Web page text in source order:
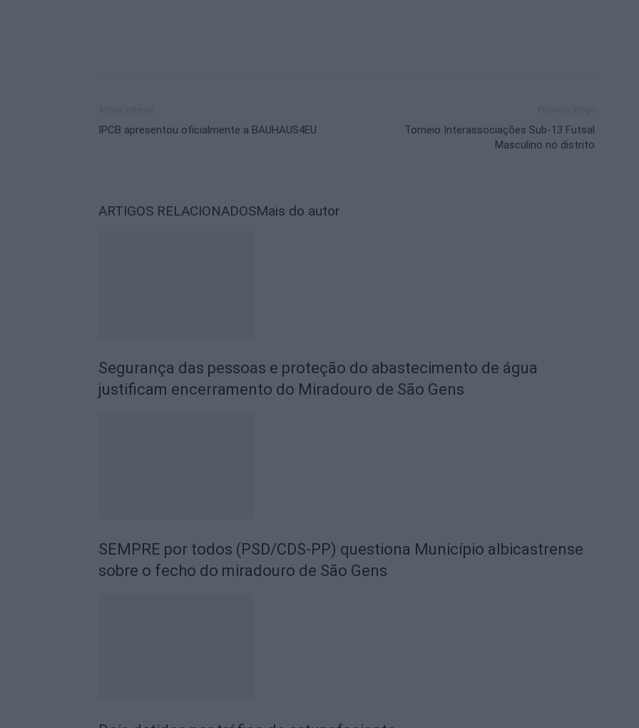
IPCB apresentou oficialmente a BAUHAUS4EU
Torneio Interassociações Sub-13 Futsal
Masculino no distrito
ARTIGOS RELACIONADOSMais do autor
Segurança das pessoas e proteção do abastecimento de água
justificam encerramento do Miradouro de São Gens
SEMPRE por todos (PSD/CDS-PP) questiona Município albicastrense
sobre o fecho do miradouro de São Gens